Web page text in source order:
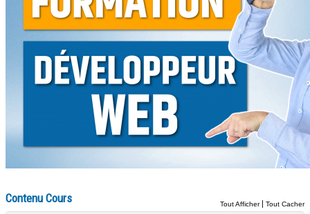
Contenu Cours Tout Afficher| Tout Cacher